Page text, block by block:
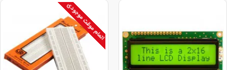
اتمام موقت موجودی